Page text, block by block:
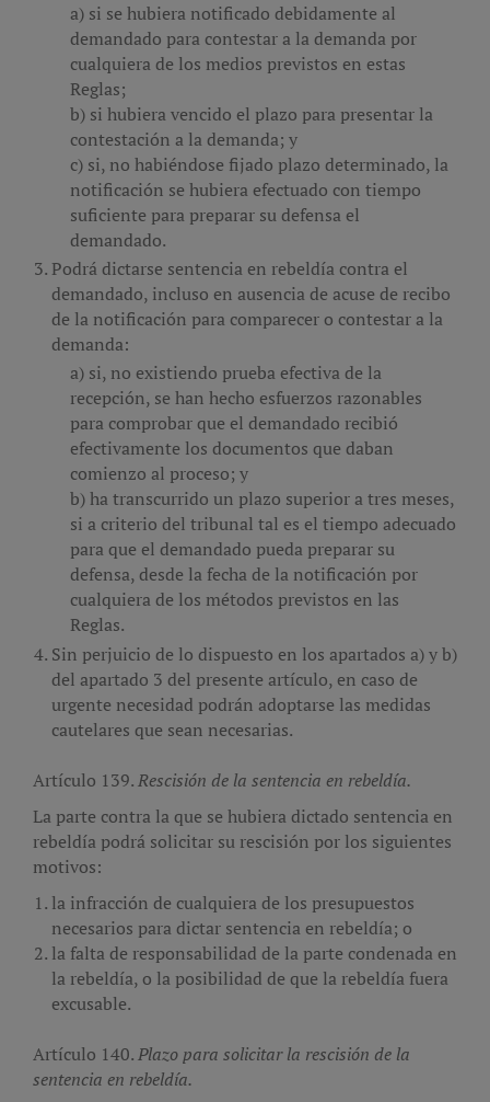
si se hubiera notificado debidamente al
demandado para contestar a la demanda por
cualquiera de los medios previstos en estas
Reglas;
si hubiera vencido el plazo para presentar la
contestación a la demanda; y
si, no habiéndose fijado plazo determinado, la
notificación se hubiera efectuado con tiempo
suficiente para preparar su defensa el
demandado.
Podrá dictarse sentencia en rebeldía contra el
demandado, incluso en ausencia de acuse de recibo
de la notificación para comparecer o contestar a la
demanda:
si, no existiendo prueba efectiva de la
recepción, se han hecho esfuerzos razonables
para comprobar que el demandado recibió
efectivamente los documentos que daban
comienzo al proceso; y
ha transcurrido un plazo superior a tres meses,
si a criterio del tribunal tal es el tiempo adecuado
para que el demandado pueda preparar su
defensa, desde la fecha de la notificación por
cualquiera de los métodos previstos en las
Reglas.
Sin perjuicio de lo dispuesto en los apartados a) y b)
del apartado 3 del presente artículo, en caso de
urgente necesidad podrán adoptarse las medidas
cautelares que sean necesarias.
Artículo 139.Rescisión de la sentencia en rebeldía.
La parte contra la que se hubiera dictado sentencia en
rebeldía podrá solicitar su rescisión por los siguientes
motivos:
la infracción de cualquiera de los presupuestos
necesarios para dictar sentencia en rebeldía; o
la falta de responsabilidad de la parte condenada en
la rebeldía, o la posibilidad de que la rebeldía fuera
excusable.
Artículo 140.Plazo para solicitar la rescisión de la
sentencia en rebeldía.